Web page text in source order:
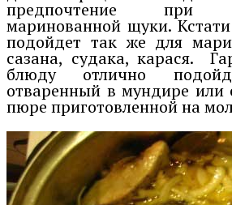
предпочтение при
маринованной щуки.
подойдет так же для
сазана, судака, карася.
блюду отлично
отваренный в мундире или
пюре приготовленной на